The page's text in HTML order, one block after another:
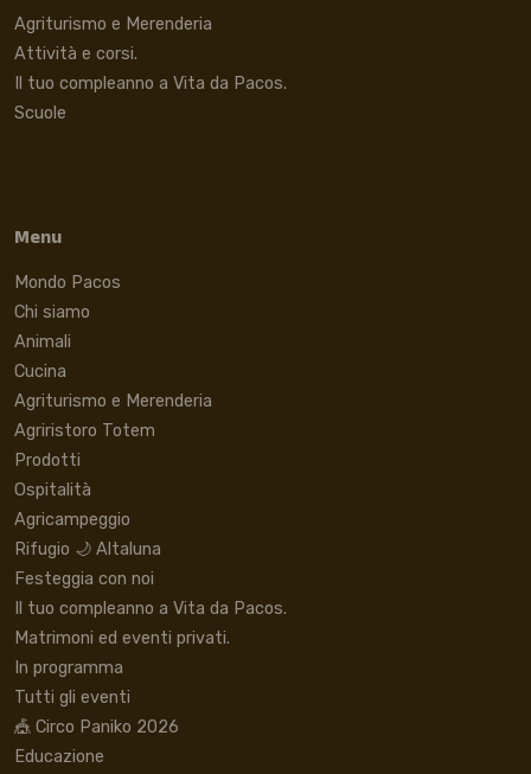
Agriturismo e Merenderia
Attività e corsi.
Il tuo compleanno a Vita da Pacos.
Scuole
Menu
Mondo Pacos
Chi siamo
Animali
Cucina
Agriturismo e Merenderia
Agriristoro Totem
Prodotti
Ospitalità
Agricampeggio
Rifugio 🌙 Altaluna
Festeggia con noi
Il tuo compleanno a Vita da Pacos.
Matrimoni ed eventi privati.
In programma
Tutti gli eventi
🎪 Circo Paniko 2026
Educazione